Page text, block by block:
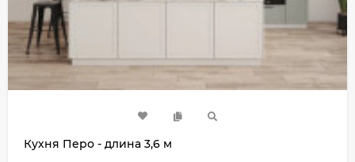
Кухня Перо - длина 3,6 м